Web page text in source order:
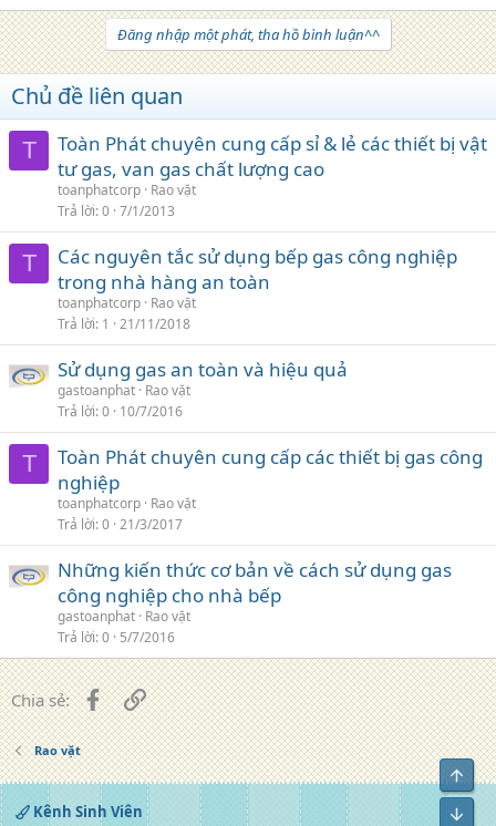
Đăng nhập một phát, tha hồ bình luận^^
Chủ đề liên quan
T
Toàn Phát chuyên cung cấp sỉ & lẻ các thiết bị vật
tư gas, van gas chất lượng cao
toanphatcorp Rao vặt
Trả lời 0 7/1/2013
T
Các nguyên tắc sử dụng bếp gas công nghiệp
trong nhà hàng an toàn
toanphatcorp Rao vặt
Trả lời 1 21/11/2018
Sử dụng gas an toàn và hiệu quả
gastoanphat Rao vặt
Trả lời 0 10/7/2016
T
Toàn Phát chuyên cung cấp các thiết bị gas công
nghiệp
toanphatcorp Rao vặt
Trả lời 0 21/3/2017
Những kiến thức cơ bản về cách sử dụng gas
công nghiệp cho nhà bếp
gastoanphat Rao vặt
Trả lời 0 5/7/2016
Chia sẻ: FacebookLiên kết
Rao vặt
Kênh Sinh Viên
Top